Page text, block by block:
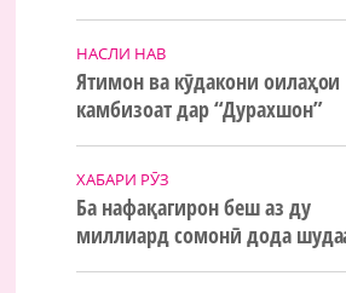
НАСЛИ НАВ
Ятимон ва кӯдакони оилаҳои
камбизоат дар “Дурахшон”
ХАБАРИ РӮЗ
Ба нафақагирон беш аз ду
миллиард сомонӣ дода